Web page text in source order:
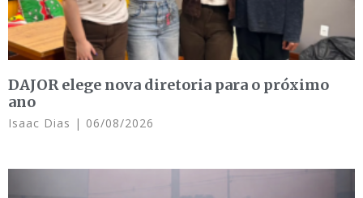
DAJOR elege nova diretoria para o próximo
ano
Isaac Dias 06/08/2026